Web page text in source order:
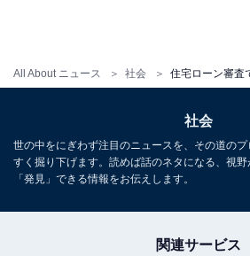
All About ニュース 社会
社会
世の中をにぎわず注目のニュースを、その道の
すく掘り下げます。読めば話のネタになる、視
「発見」できる情報をお伝えします。
関連サービス